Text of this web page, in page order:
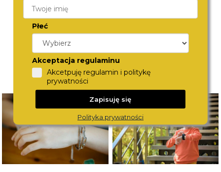
Płeć
Akceptacja regulaminu
Akcetpuję regulamin i politykę
prywatności
Zapisuję się
Polityka prywatności